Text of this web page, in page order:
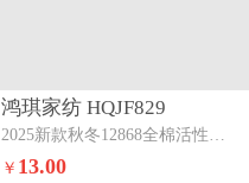
鸿琪家纺 HQJF829
￥ 13.00